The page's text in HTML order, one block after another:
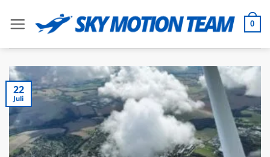
Inhalt
springen
0
22
Juli